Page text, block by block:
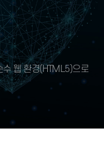
수 웹 환경(HTML5)으로